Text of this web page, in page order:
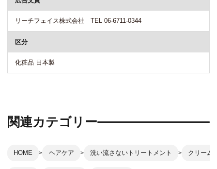
リーチフェイス株式会社 TEL 06-6711-0344
区分
化粧品 日本製
関連カテゴリー
HOME ヘアケア 洗い流さないトリートメント クリーム